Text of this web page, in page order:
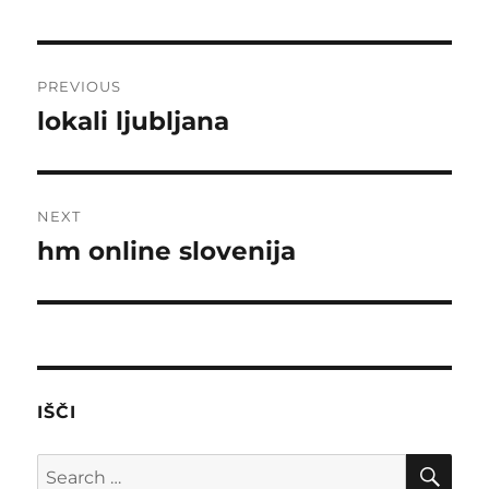
navigation
PREVIOUS
Previous
lokali ljubljana
NEXT
Next
hm online slovenija
IŠČI
Search